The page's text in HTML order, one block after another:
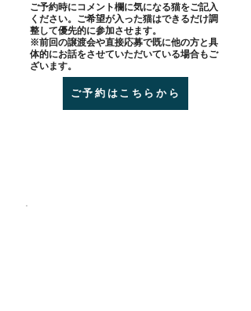
​ご予約時にコメント欄に気になる猫をご記入
ください。ご希望が入った猫はできるだけ調
整して優先的に参加させます。
※前回の譲渡会や直接応募で既に他の方と具
体的にお話をさせていただいている場合もご
ざいます。
ご予約はこちらから